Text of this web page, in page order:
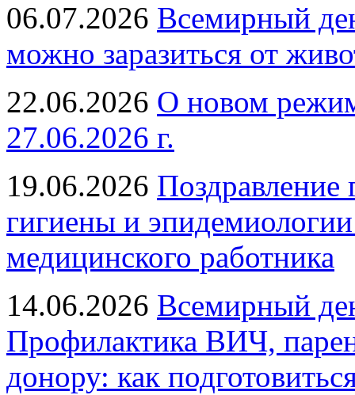
06.07.2026 Всемирный
можно заразиться от
22.06.2026 О новом
27.06.2026 г.
19.06.2026 Поздравление
гигиены и
медицинского работника
14.06.2026 Всемирный
Профилактика ВИЧ,
донору: как